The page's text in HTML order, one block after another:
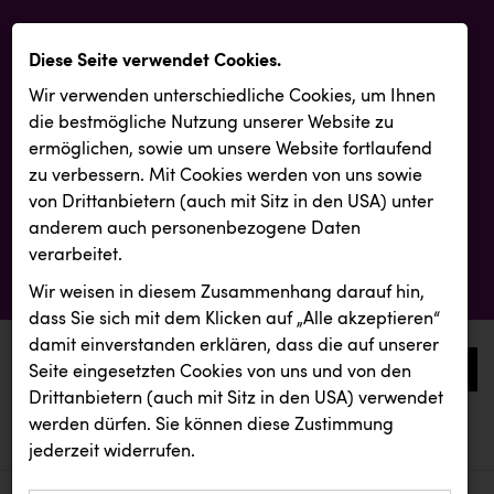
0
aktuelle aussendungen
aktuelle aussendungen
Diese Seite verwendet Cookies.
Wir verwenden unterschiedliche Cookies, um Ihnen
die best­mögliche Nutzung unserer Website zu
ermöglichen, sowie um unsere Website fortlaufend
zu verbessern. Mit Cookies werden von uns sowie
von Drittanbietern (auch mit Sitz in den USA) unter
anderem auch personenbezogene Daten
verarbeitet.
Wir weisen in diesem Zusammenhang darauf hin,
dass Sie sich mit dem Klicken auf „Alle akzeptieren“
damit ein­ver­standen erklären, dass die auf unserer
Seite eingesetzten Cookies von uns und von den
Drittanbietern (auch mit Sitz in den USA) verwendet
werden dürfen. Sie können diese Zustimmung
jederzeit widerrufen.